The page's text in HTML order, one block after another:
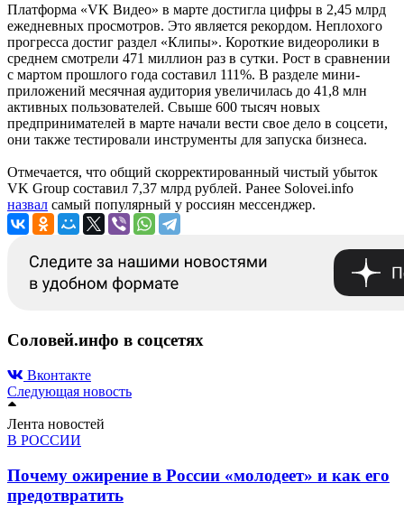
Платформа «VK Видео» в марте достигла цифры в 2,45 млрд
ежедневных просмотров. Это является рекордом. Неплохого
прогресса достиг раздел «Клипы». Короткие видеоролики в
среднем смотрели 471 миллион раз в сутки. Рост в сравнении
с мартом прошлого года составил 111%. В разделе мини-
приложений месячная аудитория увеличилась до 41,8 млн
активных пользователей. Свыше 600 тысяч новых
предпринимателей в марте начали вести свое дело в соцсети,
они также тестировали инструменты для запуска бизнеса.
Отмечается, что общий скорректированный чистый убыток
VK Group составил 7,37 млрд рублей. Ранее Solovei.info
назвал самый популярный у россиян мессенджер.
Соловей.инфо в соцсетях
Вконтакте
Следующая новость
Лента новостей
В РОССИИ
Почему ожирение в России «молодеет» и как его
предотвратить